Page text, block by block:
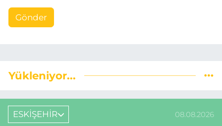
Gönder
Yükleniyor...
ESKİŞEHİR 08.08.2026